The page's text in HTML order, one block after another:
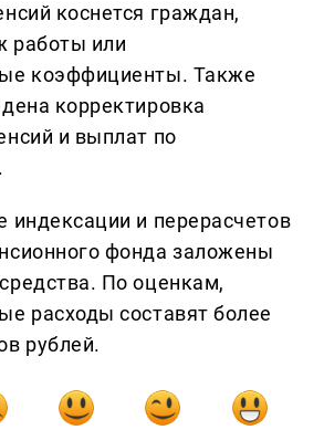
коснется граждан,
работы или
коэффициенты. Также
корректировка
и выплат по
индексации и перерасчетов
фонда заложены
По оценкам,
расходы составят более
рублей.